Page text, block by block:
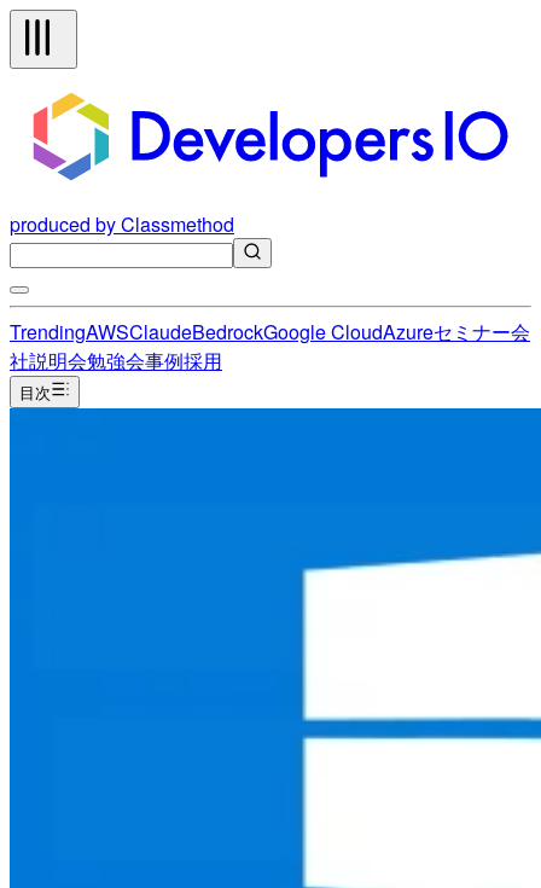
produced by Classmethod
TrendingAWSClaudeBedrockGoogle CloudAzureセミナー会
社説明会勉強会事例採用
目次